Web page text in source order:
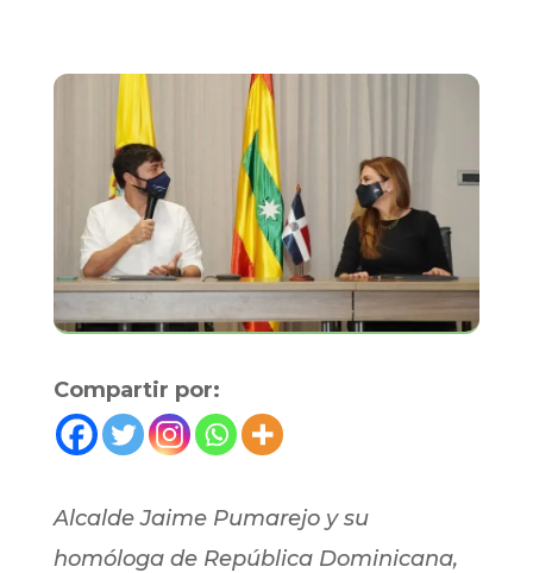
Compartir por:
Alcalde Jaime Pumarejo y su
homóloga de República Dominicana,